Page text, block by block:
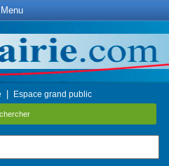
Menu
Espace grand public